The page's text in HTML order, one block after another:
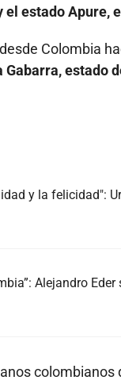
estado Apure,
Colombia
estado
y la felicidad":
Alejandro